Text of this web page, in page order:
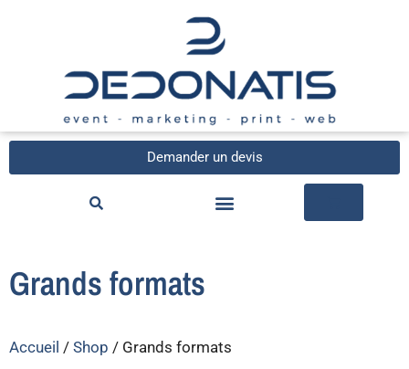
Demander un devis
Grands formats
Accueil / Shop / Grands formats